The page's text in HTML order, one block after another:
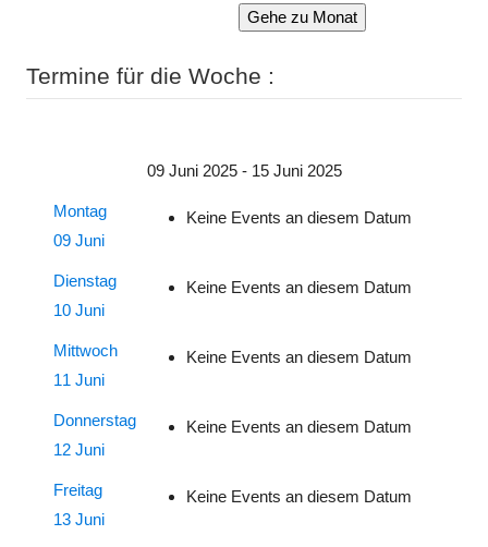
Gehe zu Monat
Termine für die Woche :
09 Juni 2025 - 15 Juni 2025
Montag
09 Juni
Keine Events an diesem Datum
Dienstag
10 Juni
Keine Events an diesem Datum
Mittwoch
11 Juni
Keine Events an diesem Datum
Donnerstag
12 Juni
Keine Events an diesem Datum
Freitag
13 Juni
Keine Events an diesem Datum